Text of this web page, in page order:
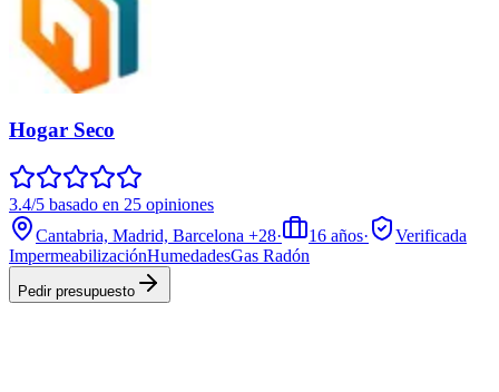
Hogar Seco
3.4/5 basado en 25 opiniones
Cantabria, Madrid, Barcelona +28· 16 años·
Verificada
ImpermeabilizaciónHumedadesGas Radón
Pedir presupuesto